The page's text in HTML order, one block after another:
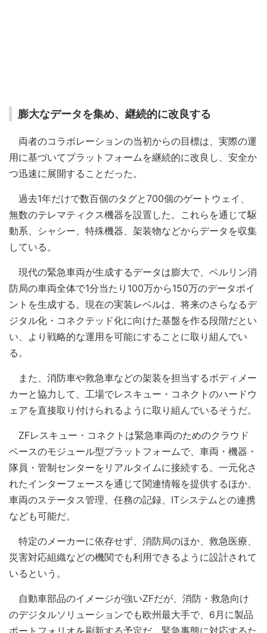
膨大なデータを集め、継続的に改良する
両者のコラボレーションの当初からの目標は、実際の運
用に基づいてプラットフォームを継続的に改良し、安全か
つ迅速に展開することだった。
過去1年だけで数百個のタグと700個のゲートウェイ、
無数のテレマティクス機器を設置した。これらを通じて駆
動系、シャシー、特殊機器、架装物などからデータを収集
している。
現代の緊急車両が生成するデータは膨大で、ベルリン消
防局の車両全体で1分当たり100万から150万のデータポイ
ントを生成する。現在の実装レベルは、将来のさらなるデ
ジタル化・コネクテッド化に向けた基盤を作る段階だとい
い、より戦略的な運用を可能にすることに取り組んでい
る。
また、消防車や救急車などの架装を担当するボディメー
カーと協力して、工場でレスキュー・コネクトのハードウ
ェアを直接取り付けられるように取り組んでいるそうだ。
ZFレスキュー・コネクトは緊急車両のためのクラウド
ベースのモジュール型プラットフォームで、車両・機器・
隊員・管制センターをリアルタイムに接続する。一元化さ
れたインターフェースを通じて関連情報を提供するほか、
車両のステータス管理、任務の記録、ITシステムとの連携
なども可能だ。
特定のメーカーに依存せず、消防局のほか、救急医療、
災害対応組織などの機関でも利用できるように設計されて
いるという。
自動車部品のイメージが強いZFだが、消防・救急向け
のデジタルソリューションでも欧州最大手で、6月に製品
ポートフォリオを刷新する予定だ。緊急事態に対応するた